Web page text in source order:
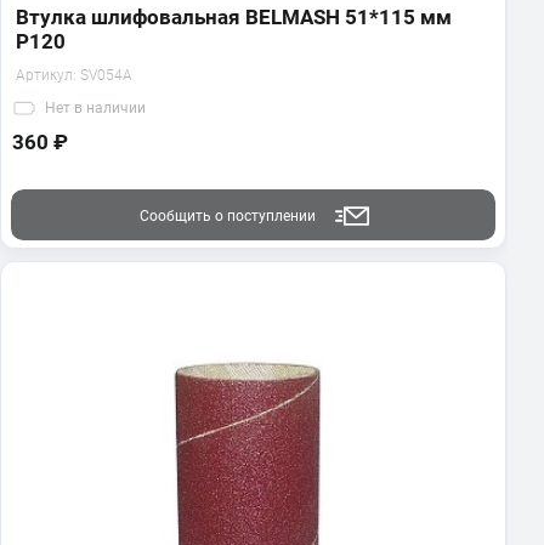
Втулка шлифовальная BELMASH 51*115 мм
P120
Артикул: SV054A
Нет в наличии
360 ₽
Сообщить о поступлении